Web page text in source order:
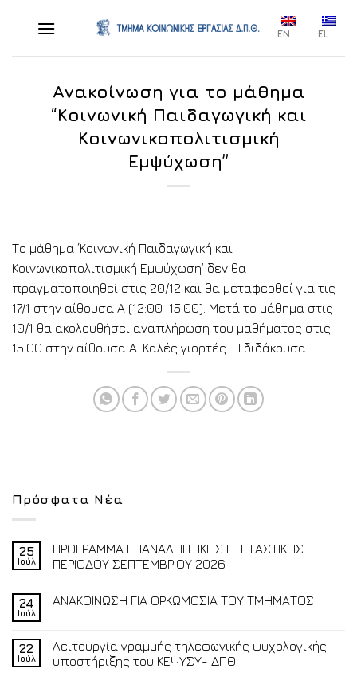
EN EL
Ανακοίνωση για το μάθημα
“Κοινωνική Παιδαγωγική και
Κοινωνικοπολιτισμική
Εμψύχωση”
Το μάθημα ΄Κοινωνική Παιδαγωγική και
Κοινωνικοπολιτισμική Εμψύχωση’ δεν θα
πραγματοποιηθεί στις 20/12 και θα μεταφερθεί για τις
17/1 στην αίθουσα Α (12:00-15:00). Μετά το μάθημα στις
10/1 θα ακολουθήσει αναπλήρωση του μαθήματος στις
15:00 στην αίθουσα Α. Καλές γιορτές. Η διδάκουσα
Πρόσφατα Νέα
25
Ιούλ
ΠΡΟΓΡΑΜΜΑ ΕΠΑΝΑΛΗΠΤΙΚΗΣ ΕΞΕΤΑΣΤΙΚΗΣ
ΠΕΡΙΟΔΟΥ ΣΕΠΤΕΜΒΡΙΟΥ 2026
24
Ιούλ
ΑΝΑΚΟΙΝΩΣΗ ΓΙΑ ΟΡΚΩΜΟΣΙΑ ΤΟΥ ΤΜΗΜΑΤΟΣ
22
Ιούλ
Λειτουργία γραμμής τηλεφωνικής ψυχολογικής
υποστήριξης του ΚΕΨΥΣΥ- ΔΠΘ